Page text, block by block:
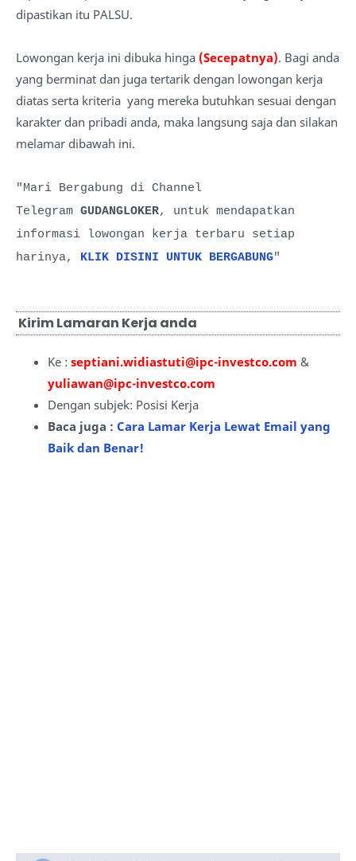
dipastikan itu PALSU.
Lowongan kerja ini dibuka hinga (Secepatnya). Bagi anda
yang berminat dan juga tertarik dengan lowongan kerja
diatas serta kriteria yang mereka butuhkan sesuai dengan
karakter dan pribadi anda, maka langsung saja dan silakan
melamar dibawah ini.
"Mari Bergabung di Channel
Telegram GUDANGLOKER, untuk mendapatkan
informasi lowongan kerja terbaru setiap
harinya, KLIK DISINI UNTUK BERGABUNG"
Kirim Lamaran Kerja anda
Ke : septiani.widiastuti@ipc-investco.com &
yuliawan@ipc-investco.com
Dengan subjek: Posisi Kerja
Baca juga : Cara Lamar Kerja Lewat Email yang
Baik dan Benar!